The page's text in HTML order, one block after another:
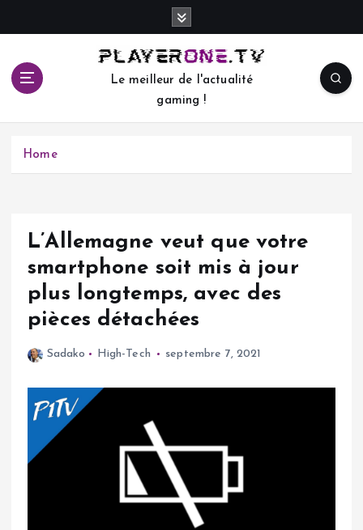
c
Le meilleur de l'actualité
gaming !
Home
L’Allemagne veut que votre
smartphone soit mis à jour
plus longtemps, avec des
pièces détachées
Sadako High-Tech septembre 7, 2021